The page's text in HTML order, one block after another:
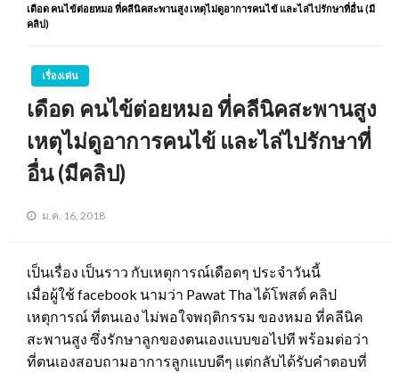
เดือด คนไข้ต่อยหมอ ที่คลีนิคสะพานสูง เหตุไม่ดูอาการคนไข้ และไล่ไปรักษาที่อื่น (มี
คลิป)
เรื่องเด่น
เดือด คนไข้ต่อยหมอ ที่คลีนิคสะพานสูง
เหตุไม่ดูอาการคนไข้ และไล่ไปรักษาที่
อื่น (มีคลิป)
ม.ค. 16, 2018
เป็นเรื่อง เป็นราว กับเหตุการณ์เดือดๆ ประจำวันนี้
เมื่อผู้ใช้ facebook นามว่า Pawat Tha ได้โพสต์ คลิป
เหตุการณ์ ที่ตนเอง ไม่พอใจพฤติกรรม ของหมอ ที่คลีนิค
สะพานสูง ซึ่งรักษาลูกของตนเองแบบขอไปที พร้อมต่อว่า
ที่ตนเองสอบถามอาการลูกแบบดีๆ แต่กลับได้รับคำตอบที่